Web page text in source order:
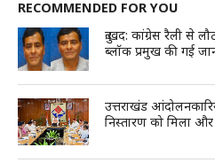
RECOMMENDED FOR YOU
दुःखद: कांग्रेस रैली से
ब्लॉक प्रमुख की गई
उत्तराखंड
निस्तारण को मिला